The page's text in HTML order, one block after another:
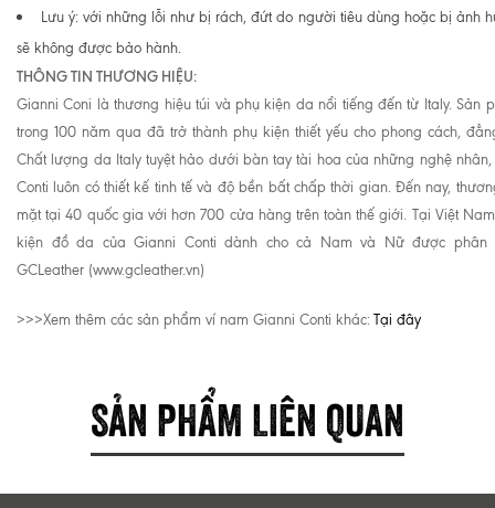
Lưu ý: với những lỗi như bị rách, đứt do người tiêu dùng hoặc bị ảnh
sẽ không được bảo hành.
THÔNG TIN THƯƠNG HIỆU:
Gianni Coni là thương hiệu túi và phụ kiện da nổi tiếng đến từ Italy. Sản
trong 100 năm qua đã trở thành phụ kiện thiết yếu cho phong cách,
Chất lượng da Italy tuyệt hảo dưới bàn tay tài hoa của những nghệ
Conti luôn có thiết kế tinh tế và độ bền bất chấp thời gian. Đến nay,
mặt tại 40 quốc gia với hơn 700 cửa hàng trên toàn thế giới. Tại Việt
kiện đồ da của Gianni Conti dành cho cả Nam và Nữ được phân
GCLeather (www.gcleather.vn)
>>>Xem thêm các sản phẩm ví nam Gianni Conti khác: Tại đây
SẢN PHẨM LIÊN QUAN